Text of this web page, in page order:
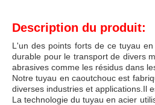
Description du produit:
L'un des points forts de ce tuyau
durable pour le transport de divers
abrasives comme les résidus dans
Notre tuyau en caoutchouc est
diverses industries et applications.Il
La technologie du tuyau en acier